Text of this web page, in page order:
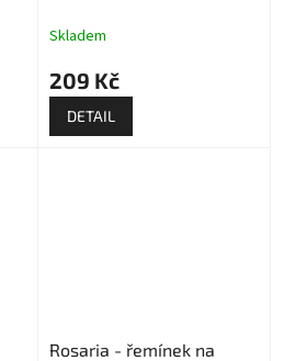
Skladem
209 Kč
DETAIL
Rosaria - řemínek na